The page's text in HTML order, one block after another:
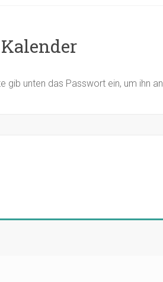
unten das Passwort ein, um ihn